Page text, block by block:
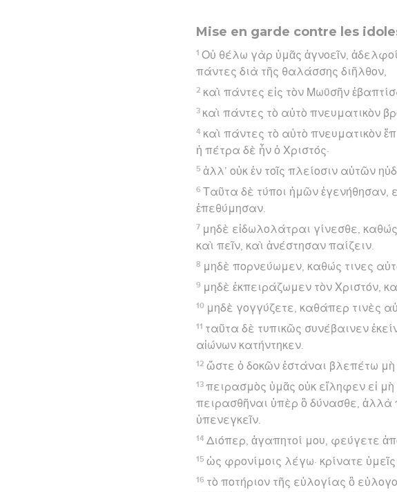
Mise en garde contre les
1 Οὐ θέλω γὰρ ὑμᾶς ἀγνοεῖν,
πάντες διὰ τῆς θαλάσσης διῆλθον,
2 καὶ πάντες εἰς τὸν Μωϋσῆν
3 καὶ πάντες τὸ αὐτὸ πνευματικὸν
4 καὶ πάντες τὸ αὐτὸ πνευματικὸν
ἡ πέτρα δὲ ἦν ὁ Χριστός·
5 ἀλλ’ οὐκ ἐν τοῖς πλείοσιν αὐτῶν
6 Ταῦτα δὲ τύποι ἡμῶν ἐγενήθησαν,
ἐπεθύμησαν.
7 μηδὲ εἰδωλολάτραι γίνεσθε,
καὶ πεῖν, καὶ ἀνέστησαν παίζειν.
8 μηδὲ πορνεύωμεν, καθώς τινες
9 μηδὲ ἐκπειράζωμεν τὸν Χριστόν,
10 μηδὲ γογγύζετε, καθάπερ τινὲς
11 ταῦτα δὲ τυπικῶς συνέβαινεν
αἰώνων κατήντηκεν.
12 ὥστε ὁ δοκῶν ἑστάναι βλεπέτω μὴ
13 πειρασμὸς ὑμᾶς οὐκ εἴληφεν εἰ μὴ
πειρασθῆναι ὑπὲρ ὃ δύνασθε, ἀλλὰ
ὑπενεγκεῖν.
14 Διόπερ, ἀγαπητοί μου, φεύγετε
15 ὡς φρονίμοις λέγω· κρίνατε ὑμεῖς
16 τὸ ποτήριον τῆς εὐλογίας ὃ